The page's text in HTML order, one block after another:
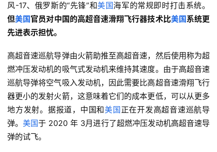
风-17、俄罗斯的“先锋”和美国海军的常规即时打击系统。
但美国 官员对中国的高超音速滑翔飞行器技术比美国系统更
先进表示担忧。
高超音速巡航导弹由火箭助推至高超音速，然后使用称为超
燃冲压发动机的吸气式发动机来维持其速度。由于高超音速
巡航导弹将空气吸入发动机，因此需要比高超音速滑翔飞行
器更小的发射火箭，这意味着它们的成本更低，可以从更多
地方发射。据报道，中国和美国 正在开发高超音速巡航导
弹。美国于 2020 年 3月进行了超燃冲压发动机高超音速导
弹的试飞。